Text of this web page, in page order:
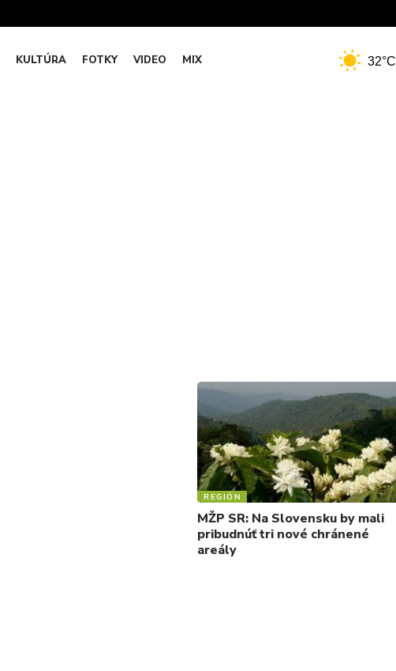
KULTÚRA FOTKY VIDEO MIX 32°C
REGIÓN
MŽP SR: Na Slovensku by mali
pribudnúť tri nové chránené
areály